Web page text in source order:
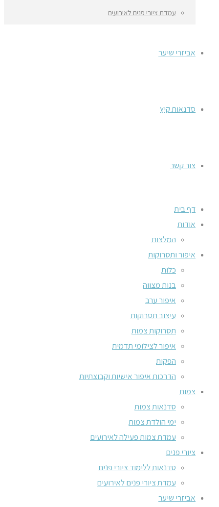
עמדת ציורי פנים לאירועים
אביזרי שיער
סדנאות קיץ
צור קשר
דף בית
אודות
המלצות
איפור ותסרוקות
כלות
בנות מצווה
איפור ערב
עיצוב תסרוקות
תסרוקות צמות
איפור לצילומי תדמית
הפקות
הדרכות איפור אישיות וקבוצתיות
צמות
סדנאות צמות
ימי הולדת צמות
עמדת צמות פעילה לאירועים
ציורי פנים
סדנאות ללימוד ציורי פנים
עמדת ציורי פנים לאירועים
אביזרי שיער